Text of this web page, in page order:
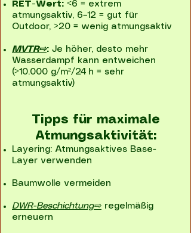
RET-Wert: <6 = extrem
atmungsaktiv, 6–12 = gut für
Outdoor, >20 = wenig atmungsaktiv
MVTR⇨: Je höher, desto mehr
Wasserdampf kann entweichen
(>10.000 g/m²/24 h = sehr
atmungsaktiv)
Tipps für maximale
Atmungsaktivität:
Layering: Atmungsaktives Base-
Layer verwenden
Baumwolle vermeiden
DWR-Beschichtung⇨ regelmäßig
erneuern